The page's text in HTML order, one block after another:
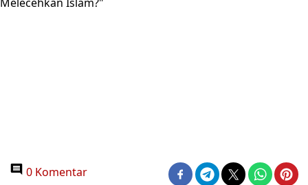
0 Komentar